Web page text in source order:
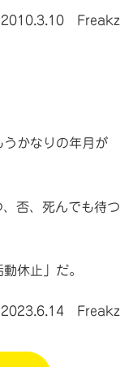
2010.3.10 Freakz
うかなりの年月が
否、死んでも待つ
休止」だ。
2023.6.14 Freakz